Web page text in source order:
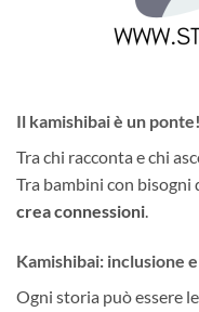
Il kamishibai è un ponte!
Tra chi racconta e chi
Tra bambini con bisogni
crea connessioni.
Kamishibai: inclusione
Ogni storia può essere